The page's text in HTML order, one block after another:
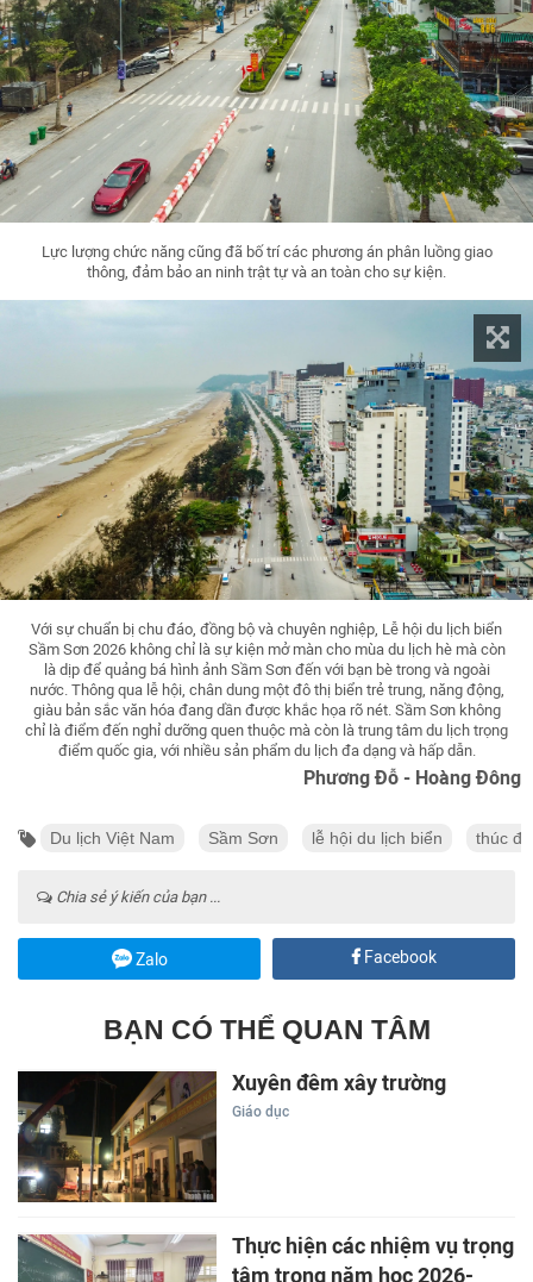
Lực lượng chức năng cũng đã bố trí các phương án phân luồng giao
thông, đảm bảo an ninh trật tự và an toàn cho sự kiện.
Với sự chuẩn bị chu đáo, đồng bộ và chuyên nghiệp, Lễ hội du lịch biển
Sầm Sơn 2026 không chỉ là sự kiện mở màn cho mùa du lịch hè mà còn
là dịp để quảng bá hình ảnh Sầm Sơn đến với bạn bè trong và ngoài
nước. Thông qua lễ hội, chân dung một đô thị biển trẻ trung, năng động,
giàu bản sắc văn hóa đang dần được khắc họa rõ nét. Sầm Sơn không
chỉ là điểm đến nghỉ dưỡng quen thuộc mà còn là trung tâm du lịch trọng
điểm quốc gia, với nhiều sản phẩm du lịch đa dạng và hấp dẫn.
Phương Đỗ - Hoàng Đông
Du lịch Việt Nam Sầm Sơn lễ hội du lịch biển thúc
Chia sẻ ý kiến của bạn ...
Zalo Facebook
BẠN CÓ THỂ QUAN TÂM
Xuyên đêm xây trường
Giáo dục
Thực hiện các nhiệm vụ trọng
tâm trong năm học 2026-